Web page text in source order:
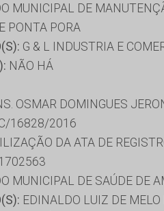
MUNICIPAL DE
PONTA PORA
G & L INDUSTRIA E
NÃO HÁ
OSMAR DOMINGUES
16828/2016
DA ATA DE
MUNICIPAL DE SAÚDE DE
EDINALDO LUIZ DE MELO